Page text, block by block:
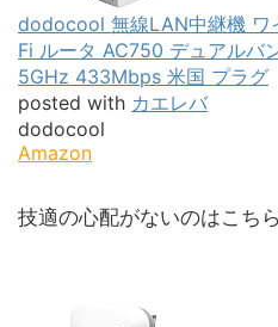
dodocool 無線LAN中継機 ワ
Fi ルータ AC750 デュアルバ
5GHz 433Mbps 米国 プラグ
posted with カエレバ
dodocool
Amazon
技適の心配がないのはこちら